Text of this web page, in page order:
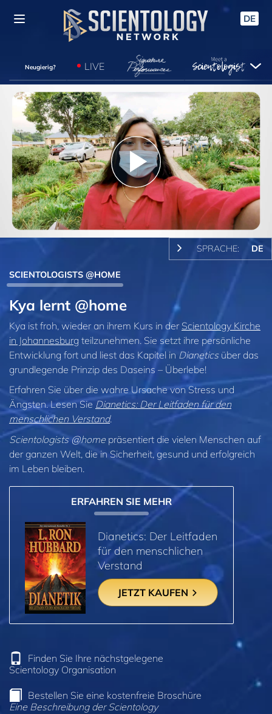
DE
Neugierig? LIVE
Play
Video
SPRACHE: DE
SCIENTOLOGISTS @HOME
Kya lernt @home
Kya ist froh, wieder an ihrem Kurs in der Scientology Kirche
in Johannesburg teilzunehmen. Sie setzt ihre persönliche
Entwicklung fort und liest das Kapitel in Dianeticsüber das
grundlegende Prinzip des Daseins – Überlebe!
Erfahren Sie über die wahre Ursache von Stress und
Ängsten. Lesen Sie Dianetics: Der Leitfaden für den
menschlichen Verstand.
Scientologists @home präsentiert die vielen Menschen auf
der ganzen Welt, die in Sicherheit, gesund und erfolgreich
im Leben bleiben.
ERFAHREN SIE MEHR
Dianetics: Der Leitfaden
für den menschlichen
Verstand
JETZT KAUFEN
Finden Sie Ihre nächstgelegene
Scientology Organisation
Bestellen Sie eine kostenfreie Broschüre
Eine Beschreibung der Scientology